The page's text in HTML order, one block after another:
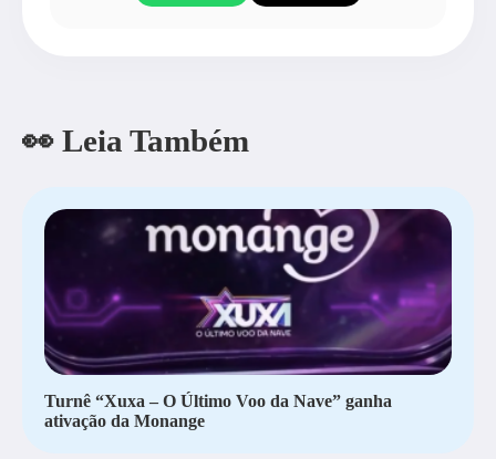
👀 Leia Também
Turnê “Xuxa – O Último Voo da Nave” ganha
ativação da Monange